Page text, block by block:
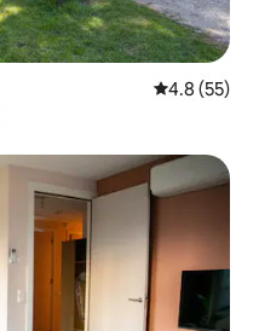
平均评分
4.8 (55)